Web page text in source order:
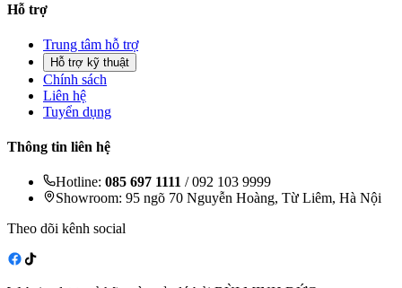
Hỗ trợ
Trung tâm hỗ trợ
Hỗ trợ kỹ thuật
Chính sách
Liên hệ
Tuyển dụng
Thông tin liên hệ
Hotline: 085 697 1111 / 092 103 9999
Showroom: 95 ngõ 70 Nguyễn Hoàng, Từ Liêm, Hà Nội
Theo dõi kênh social